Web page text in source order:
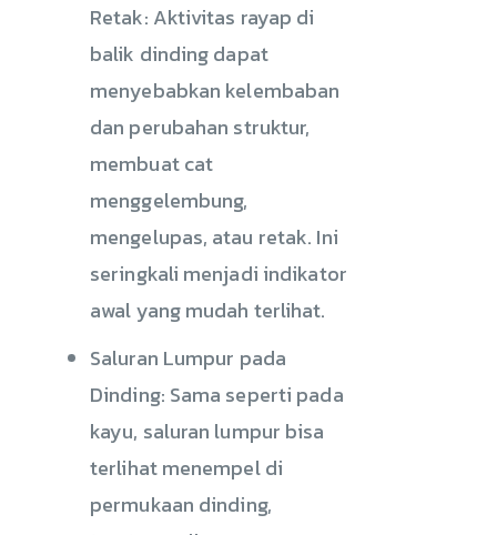
Retak: Aktivitas rayap di
balik dinding dapat
menyebabkan kelembaban
dan perubahan struktur,
membuat cat
menggelembung,
mengelupas, atau retak. Ini
seringkali menjadi indikator
awal yang mudah terlihat.
Saluran Lumpur pada
Dinding: Sama seperti pada
kayu, saluran lumpur bisa
terlihat menempel di
permukaan dinding,